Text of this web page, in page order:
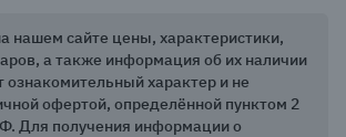
нашем сайте цены, характеристики,
а также информация об их наличии
ознакомительный характер и не
офертой, определённой пунктом 2
Для получения информации о